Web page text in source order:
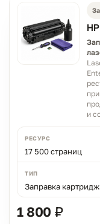
и
РЕСУРС
17 500 страниц
ТИП
Заправка
1 800 ₽